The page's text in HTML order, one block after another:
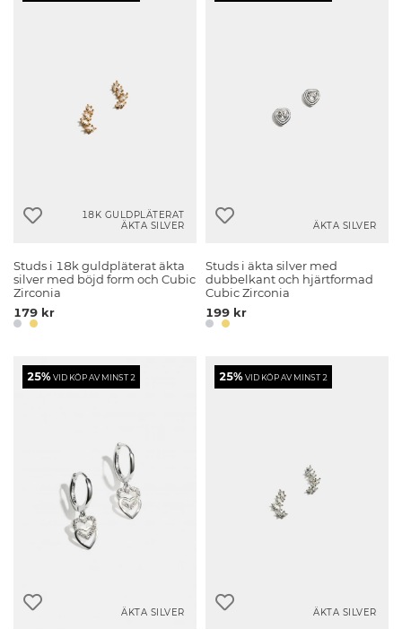
18K GULDPLÄTERAT
ÄKTA SILVER
Studs i 18k guldpläterat äkta
silver med böjd form och Cubic
Zirconia
179 kr
ÄKTA SILVER
Studs i äkta silver med
dubbelkant och hjärtformad
Cubic Zirconia
199 kr
25%VID KÖP AV MINST 2
ÄKTA SILVER
25%VID KÖP AV MINST 2
ÄKTA SILVER